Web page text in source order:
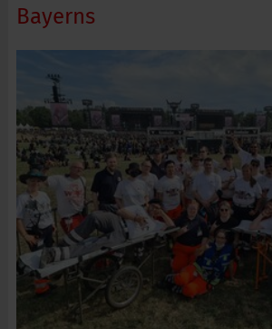
Bayerns